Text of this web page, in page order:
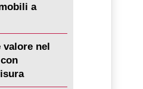
a
nel